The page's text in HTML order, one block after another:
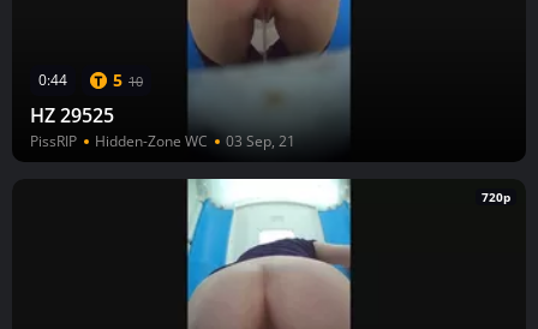
0:44 5 10
HZ 29525
PissRIP Hidden-Zone WC 03 Sep, 21
720p